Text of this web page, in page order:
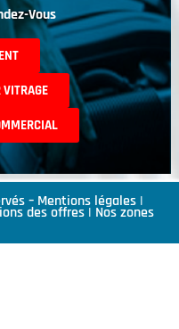
Vous
VITRAGE
– Mentions légales |
des offres | Nos zones